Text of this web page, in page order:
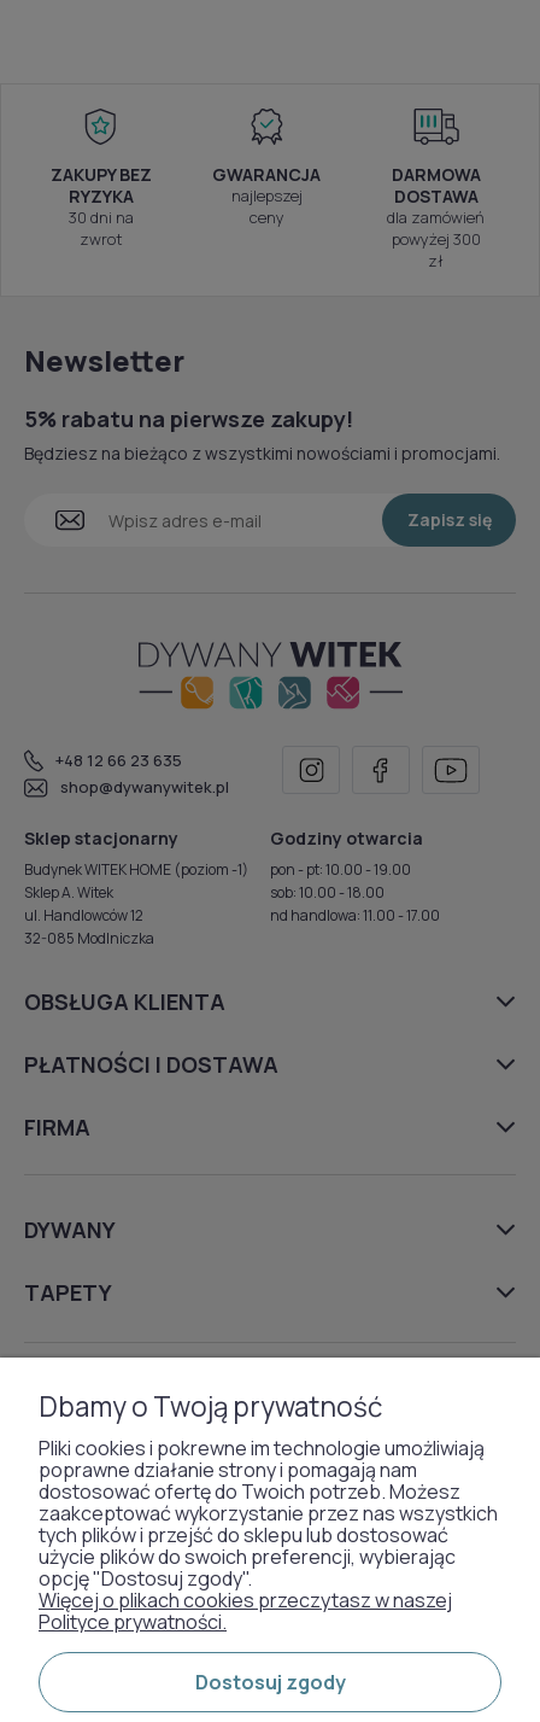
ZAKUPY BEZ
RYZYKA
30 dni na
zwrot
GWARANCJA
najlepszej
ceny
DARMOWA
DOSTAWA
dla zamówień
powyżej 300
zł
Newsletter
5% rabatu na pierwsze zakupy!
Będziesz na bieżąco z wszystkimi nowościami i promocjami.
Zapisz się
+48 12 66 23 635
shop@dywanywitek.pl
Sklep stacjonarny
Budynek WITEK HOME (poziom -1)
Sklep A. Witek
ul. Handlowców 12
32-085 Modlniczka
Godziny otwarcia
pon - pt: 10.00 - 19.00
sob: 10.00 - 18.00
nd handlowa: 11.00 - 17.00
OBSŁUGA KLIENTA
PŁATNOŚCI I DOSTAWA
FIRMA
DYWANY
TAPETY
WYKŁADZINY DYWANOWE
Otrzymaliśmy
odznakę od naszych
klientów:
Metody płatności:
Dbamy o Twoją prywatność
Pliki cookies i pokrewne im technologie umożliwiają
poprawne działanie strony i pomagają nam
dostosować ofertę do Twoich potrzeb. Możesz
zaakceptować wykorzystanie przez nas wszystkich
tych plików i przejść do sklepu lub dostosować
użycie plików do swoich preferencji, wybierając
opcję "Dostosuj zgody".
Więcej o plikach cookies przeczytasz w naszej
Polityce prywatności.
Dostosuj zgody